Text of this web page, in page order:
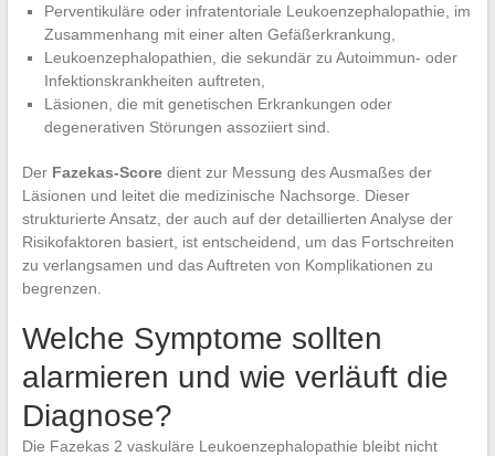
Perventikuläre oder infratentoriale Leukoenzephalopathie, im
Zusammenhang mit einer alten Gefäßerkrankung,
Leukoenzephalopathien, die sekundär zu Autoimmun- oder
Infektionskrankheiten auftreten,
Läsionen, die mit genetischen Erkrankungen oder
degenerativen Störungen assoziiert sind.
Der Fazekas-Scoredient zur Messung des Ausmaßes der
Läsionen und leitet die medizinische Nachsorge. Dieser
strukturierte Ansatz, der auch auf der detaillierten Analyse der
Risikofaktoren basiert, ist entscheidend, um das Fortschreiten
zu verlangsamen und das Auftreten von Komplikationen zu
begrenzen.
Welche Symptome sollten
alarmieren und wie verläuft die
Diagnose?
Die Fazekas 2 vaskuläre Leukoenzephalopathie bleibt nicht